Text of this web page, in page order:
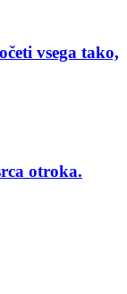
vsega tako,
otroka.